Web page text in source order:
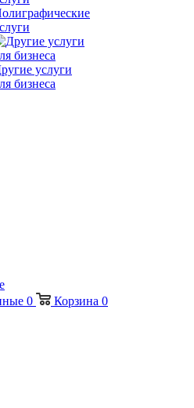
услуги
бизнеса
0 Корзина 0